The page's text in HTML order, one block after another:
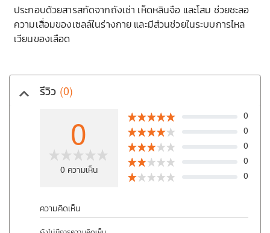
ประกอบด้วยสารสกัดจากถังเช่า เห็ดหลินจือ และโสม ช่วยชะลอ
ความเสื่อมของเซลล์ในร่างกาย และมีส่วนช่วยในระบบการไหล
เวียนของเลือด
รีวิว (0)
keyboard_arrow_up
0
0 ความเห็น
0
0
0
0
0
ความคิดเห็น